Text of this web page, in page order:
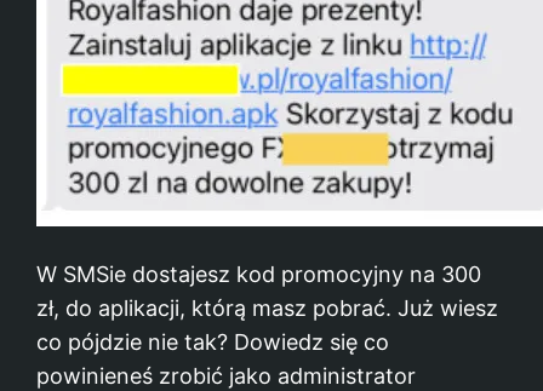
W SMSie dostajesz kod promocyjny na 300
zł, do aplikacji, którą masz pobrać. Już wiesz
co pójdzie nie tak? Dowiedz się co
powinieneś zrobić jako administrator